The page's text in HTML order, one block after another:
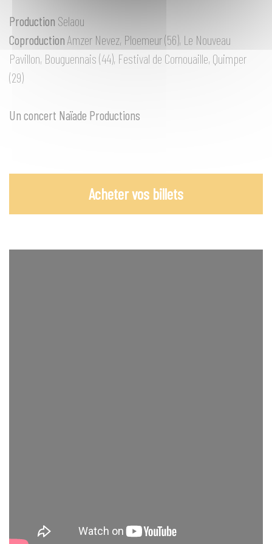
Production Selaou
Coproduction Amzer Nevez, Ploemeur (56), Le Nouveau
Pavillon, Bouguennais (44), Festival de Cornouaille, Quimper
(29)
Un concert Naïade Productions
Acheter vos billets